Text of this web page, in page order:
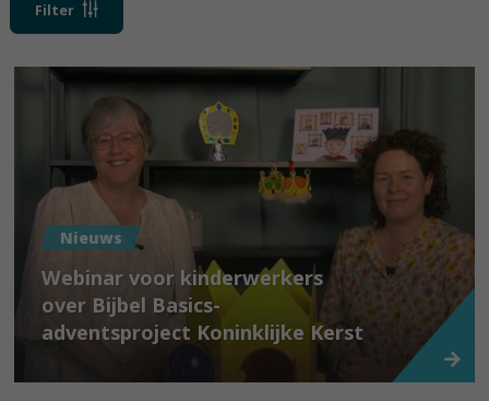
Filter
Nieuws
Webinar voor kinderwerkers
over Bijbel Basics-
adventsproject Koninklijke Kerst